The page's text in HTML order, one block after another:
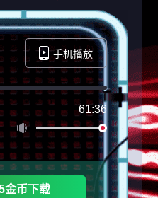
手机播放
61:36
金币下载